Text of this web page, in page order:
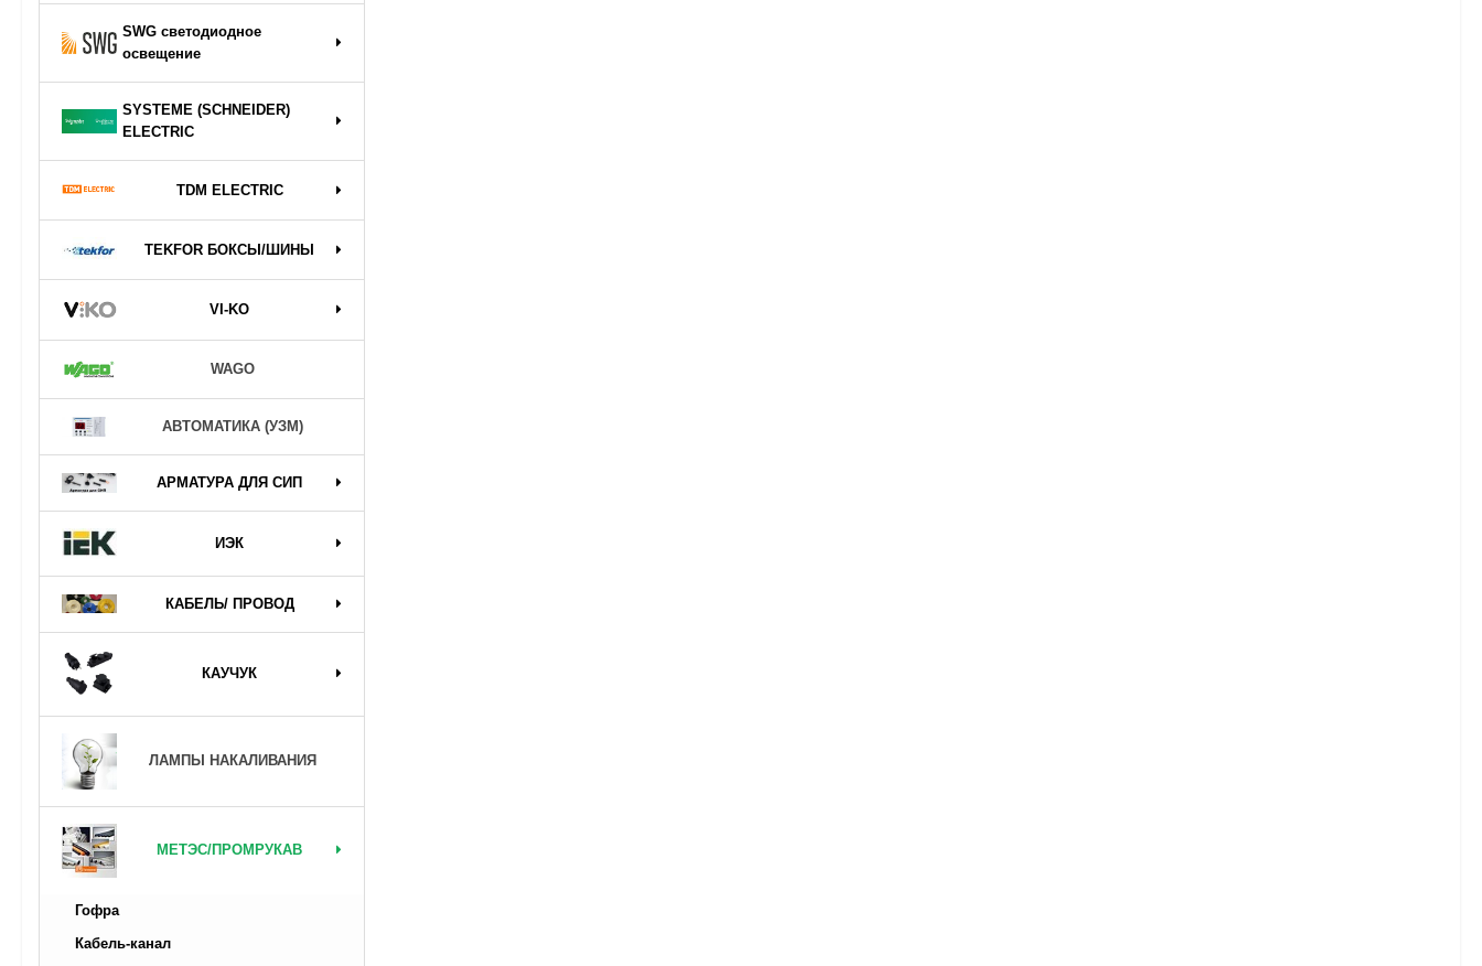
SWG светодиодное
освещение
SYSTEME (SCHNEIDER)
ELECTRIC
TDM ELECTRIC
TEKFOR БОКСЫ/ШИНЫ
VI-KO
WAGO
АВТОМАТИКА (УЗМ)
АРМАТУРА ДЛЯ СИП
ИЭК
КАБЕЛЬ/ ПРОВОД
КАУЧУК
ЛАМПЫ НАКАЛИВАНИЯ
МЕТЭС/ПРОМРУКАВ
Гофра
Кабель-канал